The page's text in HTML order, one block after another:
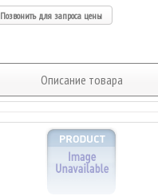
Позвонить для запроса цены
Описание товара